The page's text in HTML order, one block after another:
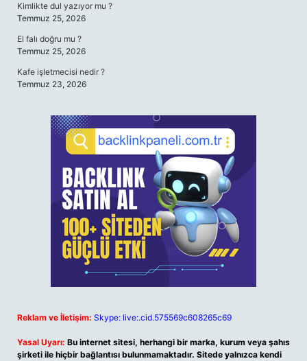
Kimlikte dul yazıyor mu ?
Temmuz 25, 2026
El falı doğru mu ?
Temmuz 25, 2026
Kafe işletmecisi nedir ?
Temmuz 23, 2026
Reklam ve İletişim: Skype: live:.cid.575569c608265c69
Yasal Uyarı: Bu internet sitesi, herhangi bir marka, kurum veya şahıs
şirketi ile hiçbir bağlantısı bulunmamaktadır. Sitede yalnızca kendi